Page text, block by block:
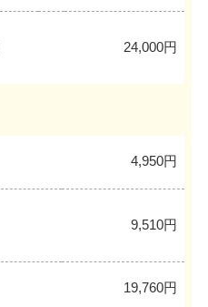
24,000円
4,950円
9,510円
19,760円